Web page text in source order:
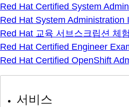
Red Hat Certified System
Red Hat System Administration I
Red Hat 교육 서브스크립션 체
Red Hat Certified Engineer
Red Hat Certified OpenShift
서비스